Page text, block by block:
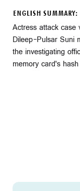
ENGLISH SUMMARY:
Actress attack case
Dileep-Pulsar Suni
the investigating
memory card's